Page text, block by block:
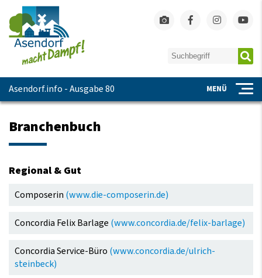
Asendorf.info - Ausgabe 80 MENÜ
Branchenbuch
Regional & Gut
Navigation
überspringen
Composerin (www.die-composerin.de)
Concordia Felix Barlage (www.concordia.de/felix-barlage)
Concordia Service-Büro (www.concordia.de/ulrich-
steinbeck)